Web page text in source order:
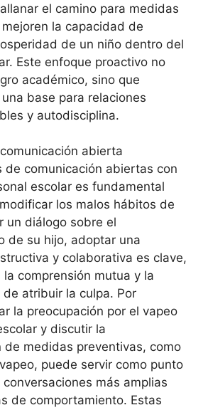
el camino para medidas
la capacidad de
de un niño dentro del
Este enfoque proactivo no
académico, sino que
base para relaciones
y autodisciplina.
abierta
de comunicación abiertas con
escolar es fundamental
los malos hábitos de
un diálogo sobre el
de su hijo, adoptar una
y colaborativa es clave,
comprensión mutua y la
de atribuir la culpa. Por
la preocupación por el vapeo
y discutir la
de medidas preventivas, como
puede servir como punto
más amplias
de comportamiento. Estas